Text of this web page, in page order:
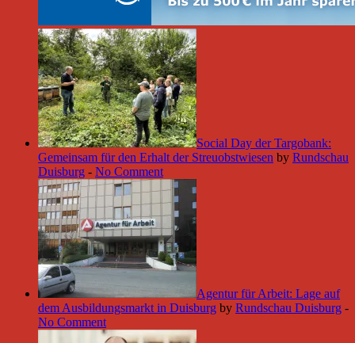
Social Day der Targobank:
Gemeinsam für den Erhalt der Streuobstwiesen by Rundschau
Duisburg - No Comment
Agentur für Arbeit: Lage auf
dem Ausbildungsmarkt in Duisburg by Rundschau Duisburg -
No Comment